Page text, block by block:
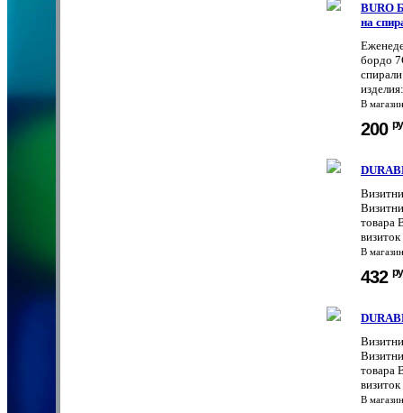
BURO
на
бордо
В
200
товара
В
432
товара
В